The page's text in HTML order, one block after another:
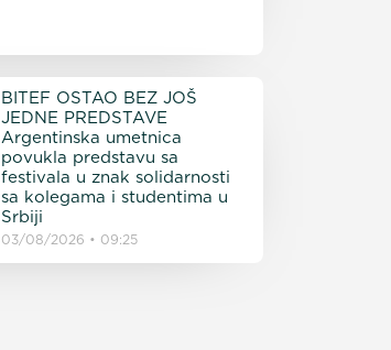
BITEF OSTAO BEZ JOŠ
JEDNE PREDSTAVE
Argentinska umetnica
povukla predstavu sa
festivala u znak solidarnosti
sa kolegama i studentima u
Srbiji
03/08/2026 09:25